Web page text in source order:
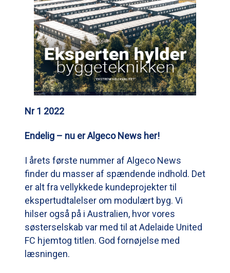
Nr 1 2022
Endelig – nu er Algeco News her!
I årets første nummer af Algeco News
finder du masser af spændende indhold. Det
er alt fra vellykkede kundeprojekter til
ekspertudtalelser om modulært byg. Vi
hilser også på i Australien, hvor vores
søsterselskab var med til at Adelaide United
FC hjemtog titlen. God fornøjelse med
læsningen.